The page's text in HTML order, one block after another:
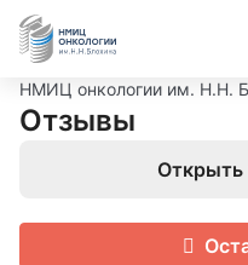
НМИЦ онкологии им. Н.Н.
Отзывы
Открыть